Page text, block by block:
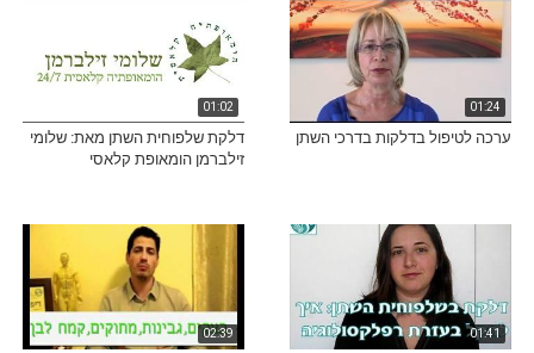
01:24
ערכה לטיפול בדלקות בדרכי השתן
01:02
דלקת שלפוחית השתן מאת: שלומי
זילברמן הומאופת קלאסי
01:41
02:39